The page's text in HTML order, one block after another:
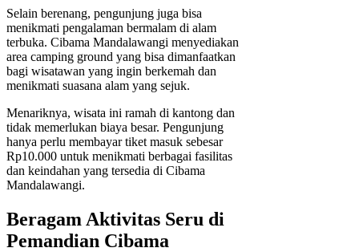
Selain berenang, pengunjung juga bisa
menikmati pengalaman bermalam di alam
terbuka. Cibama Mandalawangi menyediakan
area camping ground yang bisa dimanfaatkan
bagi wisatawan yang ingin berkemah dan
menikmati suasana alam yang sejuk.
Menariknya, wisata ini ramah di kantong dan
tidak memerlukan biaya besar. Pengunjung
hanya perlu membayar tiket masuk sebesar
Rp10.000 untuk menikmati berbagai fasilitas
dan keindahan yang tersedia di Cibama
Mandalawangi.
Beragam Aktivitas Seru di
Pemandian Cibama